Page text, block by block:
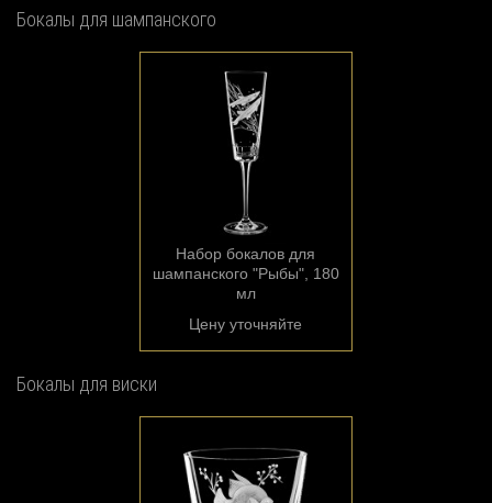
Бокалы для шампанского
Набор бокалов для
шампанского "Рыбы", 180
мл
Цену уточняйте
Бокалы для виски